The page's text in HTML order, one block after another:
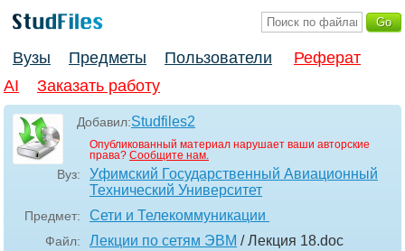
Вузы Предметы Пользователи
Реферат
AI
Заказать работу
Добавил:Studfiles2
Опубликованный материал нарушает ваши авторские
права? Сообщите нам.
Вуз:
Уфимский Государственный Авиационный
Технический Университет
Предмет: Сети и Телекоммуникации
Файл: Лекции по сетям ЭВМ / Лекция 18.doc